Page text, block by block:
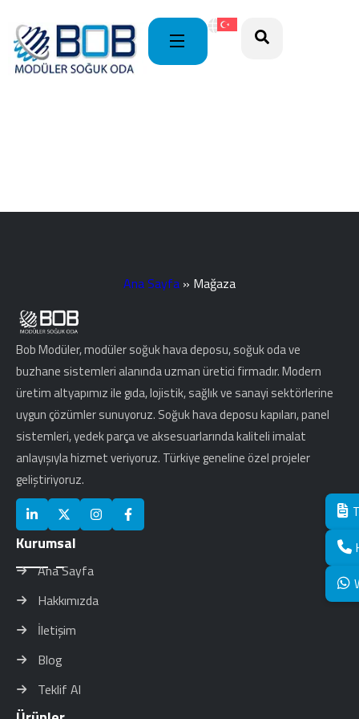
Ana Sayfa » Mağaza
Bob Modüler, modüler soğuk hava deposu, soğuk oda ve
buzhane sistemleri alanında uzman üretici firmadır. Modern
üretim altyapımız ile gıda, lojistik, sağlık ve sanayi sektörlerine
uygun çözümler sunuyoruz. Soğuk hava deposu kapıları, panel
sistemleri, yedek parça ve aksesuarlarında kaliteli imalat
anlayışıyla hizmet veriyoruz. Türkiye geneline özel projeler
geliştiriyoruz.
Kurumsal
Ana Sayfa
Hakkımızda
İletişim
Blog
Teklif Al